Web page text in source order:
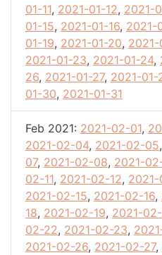
01-11, 2021-01-12, 2021-
01-15, 2021-01-16, 2021-
01-19, 2021-01-20, 2021-
2021-01-23, 2021-01-24,
26, 2021-01-27, 2021-01-
01-30, 2021-01-31
Feb 2021: 2021-02-01,
2021-02-04, 2021-02-05,
07, 2021-02-08, 2021-
02-11, 2021-02-12,
2021-02-15, 2021-02-16,
18, 2021-02-19, 2021-
02-22, 2021-02-23,
2021-02-26, 2021-02-27,